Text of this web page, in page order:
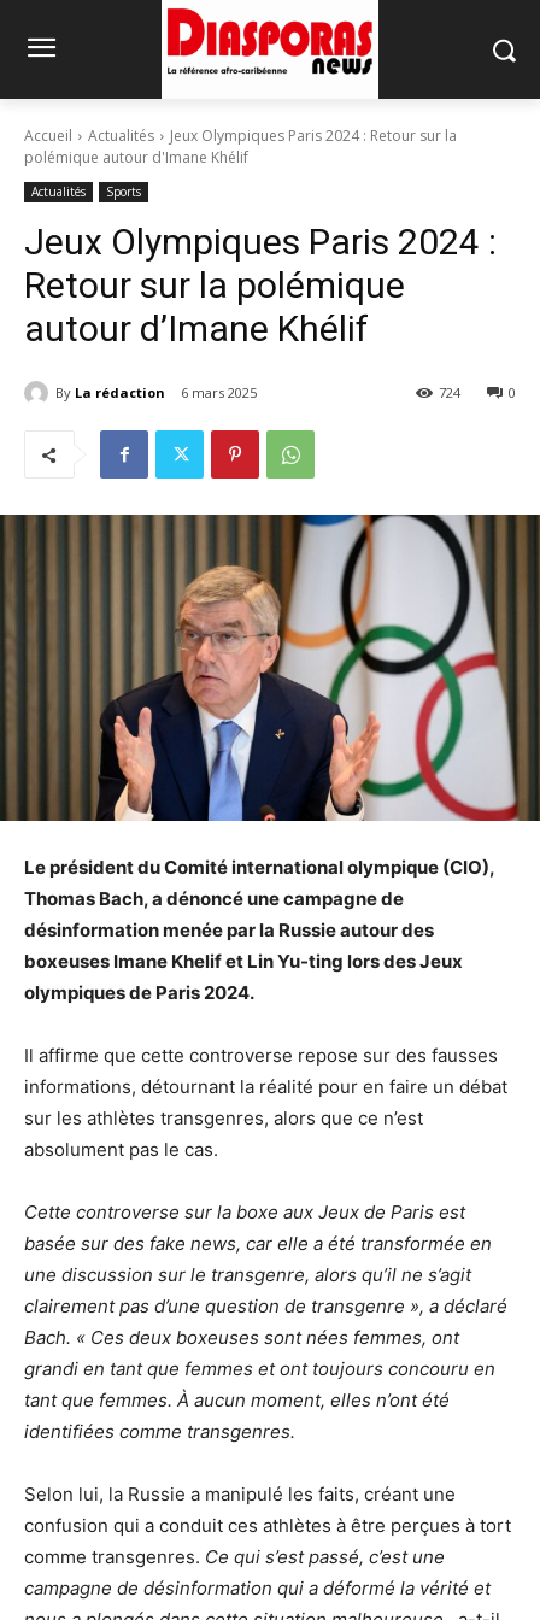
Accueil Actualités
Jeux Olympiques Paris 2024 : Retour sur la
polémique autour d'Imane Khélif
Actualités Sports
Jeux Olympiques Paris 2024 :
Retour sur la polémique
autour d’Imane Khélif
By La rédaction 6 mars 2025 0
724
Le président du Comité international olympique (CIO),
Thomas Bach, a dénoncé une campagne de
désinformation menée par la Russie autour des
boxeuses Imane Khelif et Lin Yu-ting lors des Jeux
olympiques de Paris 2024.
Il affirme que cette controverse repose sur des fausses
informations, détournant la réalité pour en faire un débat
sur les athlètes transgenres, alors que ce n’est
absolument pas le cas.
Cette controverse sur la boxe aux Jeux de Paris est
basée sur des fake news, car elle a été transformée en
une discussion sur le transgenre, alors qu’il ne s’agit
clairement pas d’une question de transgenre », a déclaré
Bach. « Ces deux boxeuses sont nées femmes, ont
grandi en tant que femmes et ont toujours concouru en
tant que femmes. À aucun moment, elles n’ont été
identifiées comme transgenres.
Selon lui, la Russie a manipulé les faits, créant une
confusion qui a conduit ces athlètes à être perçues à tort
comme transgenres. Ce qui s’est passé, c’est une
campagne de désinformation qui a déformé la vérité et